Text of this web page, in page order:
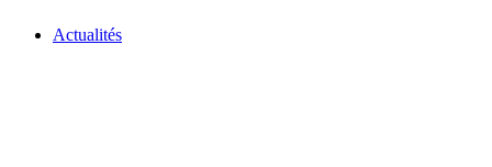
Actualités